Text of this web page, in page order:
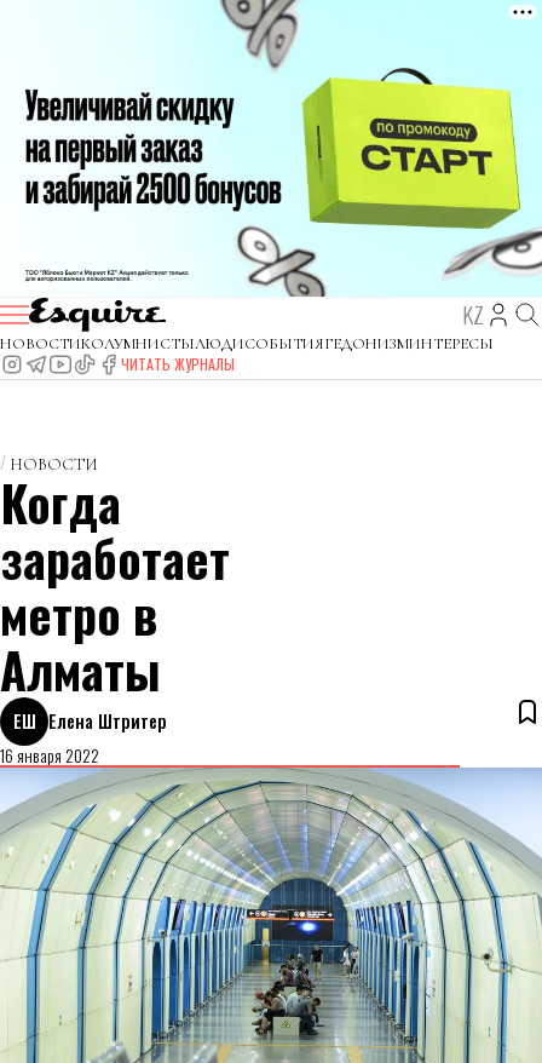
KZ
НОВОСТИКОЛУМНИСТЫЛЮДИСОБЫТИЯГЕДОНИЗМИНТЕРЕСЫ
ЧИТАТЬ ЖУРНАЛЫ
НОВОСТИ
Когда
заработает
метро в
Алматы
ЕШ Елена Штритер
16 января 2022